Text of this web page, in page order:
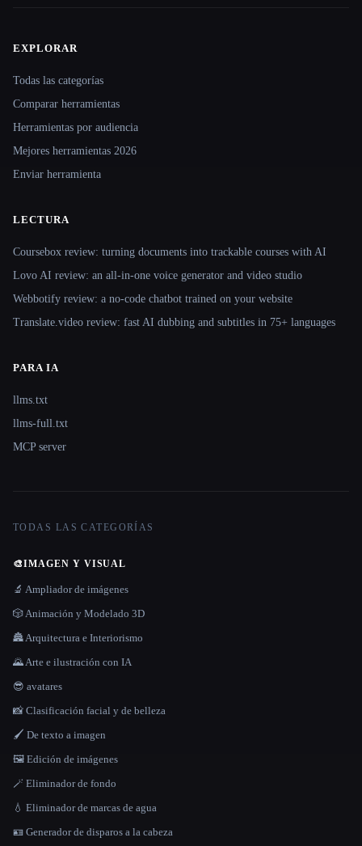
Site navigation
EXPLORAR
Todas las categorías
Comparar herramientas
Herramientas por audiencia
Mejores herramientas 2026
Enviar herramienta
LECTURA
Coursebox review: turning documents into trackable courses with AI
Lovo AI review: an all-in-one voice generator and video studio
Webbotify review: a no-code chatbot trained on your website
Translate.video review: fast AI dubbing and subtitles in 75+ languages
PARA IA
llms.txt
llms-full.txt
MCP server
TODAS LAS CATEGORÍAS
🎨IMAGEN Y VISUAL
🔬 Ampliador de imágenes
🎲 Animación y Modelado 3D
🏯 Arquitectura e Interiorismo
🌄 Arte e ilustración con IA
😎 avatares
📸 Clasificación facial y de belleza
🖌️ De texto a imagen
🖼️ Edición de imágenes
🪄 Eliminador de fondo
💧 Eliminador de marcas de agua
🪪 Generador de disparos a la cabeza